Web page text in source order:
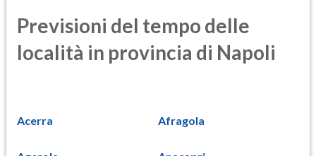
Previsioni del tempo delle
località in provincia di Napoli
Acerra Afragola